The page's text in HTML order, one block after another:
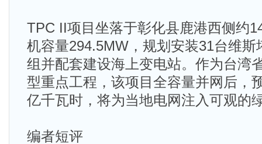
TPC II项目坐落于彰化县鹿港西侧约
机容量294.5MW，规划安装31台维斯
组并配套建设海上变电站。作为台湾
型重点工程，该项目全容量并网后，
亿千瓦时，将为当地电网注入可观的
编者短评